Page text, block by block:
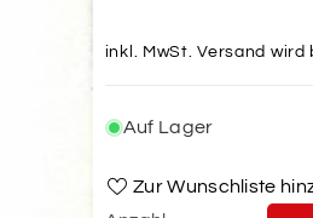
inkl. MwSt.Versand wird
Auf Lager
Zur Wunschliste